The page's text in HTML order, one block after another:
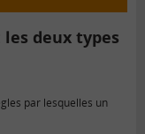
deux types
par lesquelles un